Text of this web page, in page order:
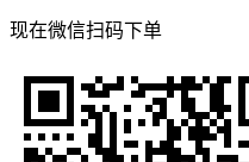
现在微信扫码下单